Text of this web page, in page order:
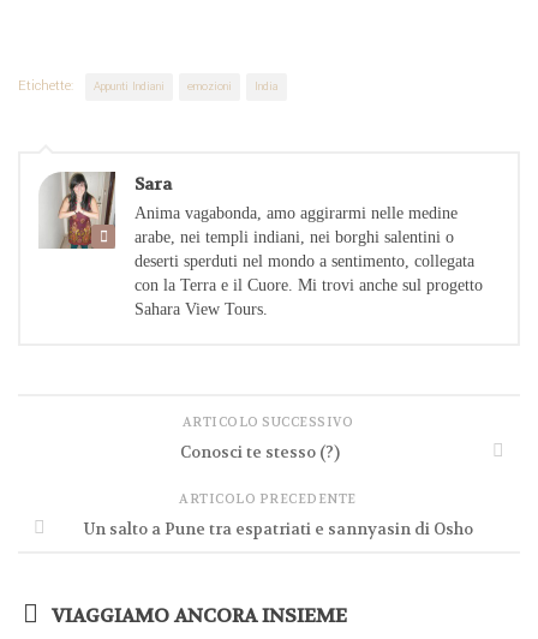
Etichette: Appunti Indiani emozioni India
Sara
Anima vagabonda, amo aggirarmi nelle medine
arabe, nei templi indiani, nei borghi salentini o
deserti sperduti nel mondo a sentimento, collegata
con la Terra e il Cuore. Mi trovi anche sul progetto
Sahara View Tours.
ARTICOLO SUCCESSIVO
Conosci te stesso (?)
ARTICOLO PRECEDENTE
Un salto a Pune tra espatriati e sannyasin di Osho
VIAGGIAMO ANCORA INSIEME